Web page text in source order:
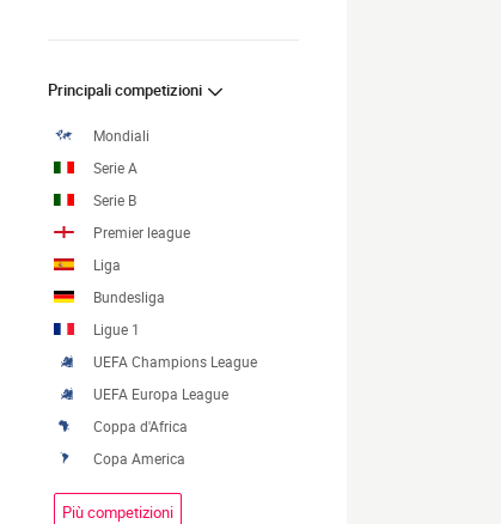
Principali competizioni
Mondiali
Serie A
Serie B
Premier league
Liga
Bundesliga
Ligue 1
UEFA Champions League
UEFA Europa League
Coppa d'Africa
Copa America
Più competizioni